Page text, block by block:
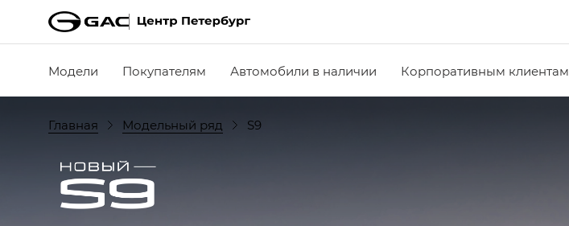
Модели Покупателям Автомобили в наличии Корпоративным клиентам
Главная Модельный ряд S9